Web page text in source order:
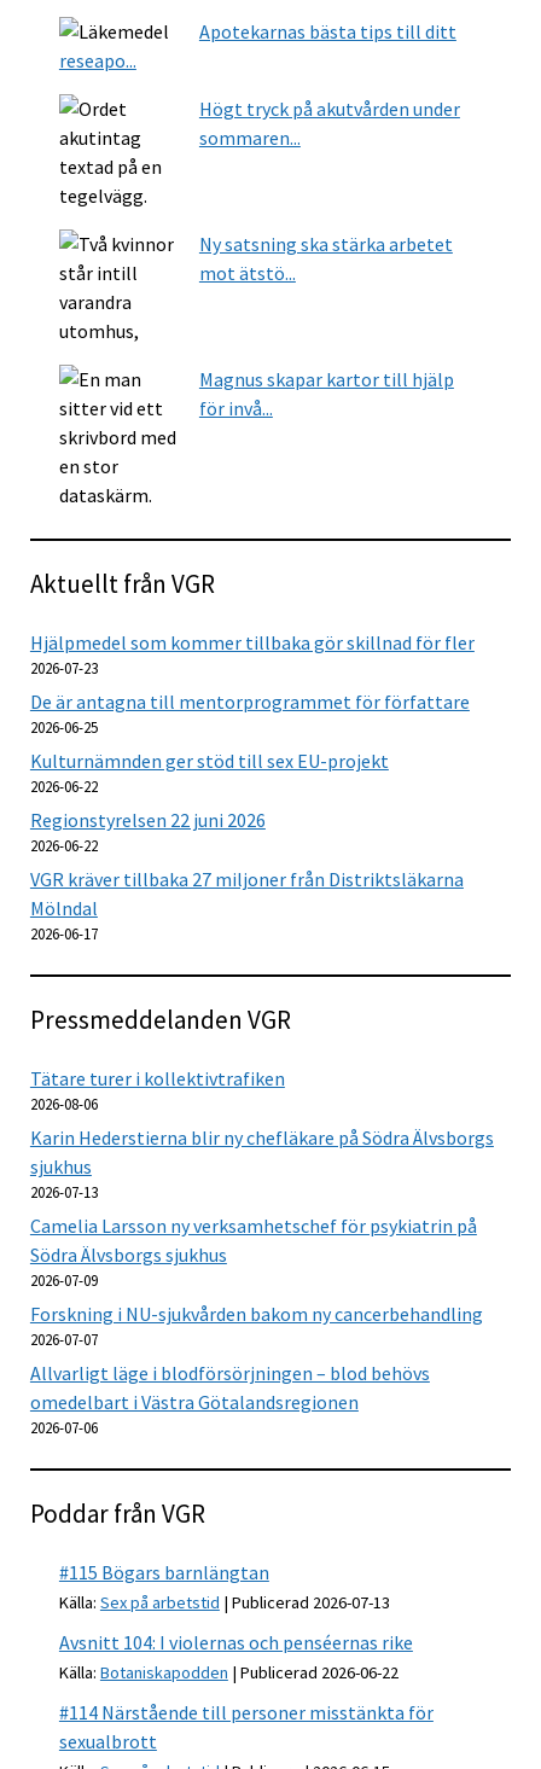
Apotekarnas bästa tips till ditt
reseapo...
Högt tryck på akutvården under
sommaren...
Ny satsning ska stärka arbetet
mot ätstö...
Magnus skapar kartor till hjälp
för invå...
Aktuellt från VGR
Hjälpmedel som kommer tillbaka gör skillnad för fler
2026-07-23
De är antagna till mentorprogrammet för författare
2026-06-25
Kulturnämnden ger stöd till sex EU-projekt
2026-06-22
Regionstyrelsen 22 juni 2026
2026-06-22
VGR kräver tillbaka 27 miljoner från Distriktsläkarna
Mölndal
2026-06-17
Pressmeddelanden VGR
Tätare turer i kollektivtrafiken
2026-08-06
Karin Hederstierna blir ny chefläkare på Södra Älvsborgs
sjukhus
2026-07-13
Camelia Larsson ny verksamhetschef för psykiatrin på
Södra Älvsborgs sjukhus
2026-07-09
Forskning i NU-sjukvården bakom ny cancerbehandling
2026-07-07
Allvarligt läge i blodförsörjningen – blod behövs
omedelbart i Västra Götalandsregionen
2026-07-06
Poddar från VGR
#115 Bögars barnlängtan
Källa: Sex på arbetstid Publicerad 2026-07-13
Avsnitt 104: I violernas och penséernas rike
Källa: Botaniskapodden Publicerad 2026-06-22
#114 Närstående till personer misstänkta för
sexualbrott